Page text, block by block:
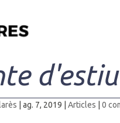
|ag. 7, 2019 |Articles |0